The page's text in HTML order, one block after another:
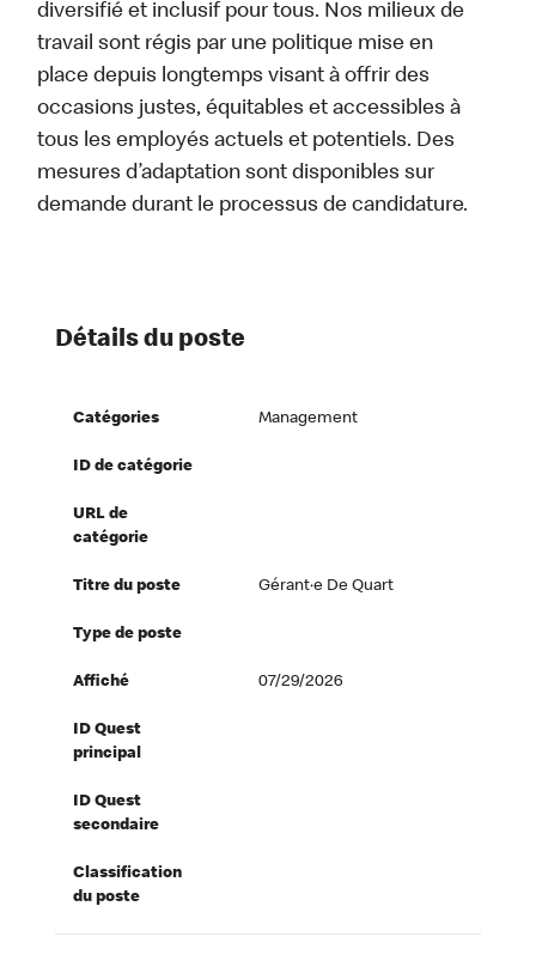
diversifié et inclusif pour tous. Nos milieux de
travail sont régis par une politique mise en
place depuis longtemps visant à offrir des
occasions justes, équitables et accessibles à
tous les employés actuels et potentiels. Des
mesures d’adaptation sont disponibles sur
demande durant le processus de candidature.
Détails du poste
Catégories Management
ID de catégorie
URL de
catégorie
Titre du poste Gérant·e De Quart
Type de poste
Affiché 07/29/2026
ID Quest
principal
ID Quest
secondaire
Classification
du poste